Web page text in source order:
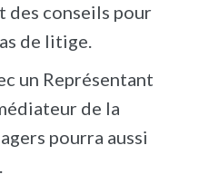
des conseils pour
de litige.
un Représentant
de la
pourra aussi